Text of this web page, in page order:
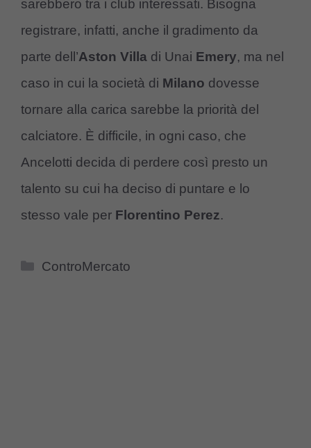
sarebbero tra i club interessati. Bisogna
registrare, infatti, anche il gradimento da
parte dell’Aston Villa di Unai Emery, ma nel
caso in cui la società di Milano dovesse
tornare alla carica sarebbe la priorità del
calciatore. È difficile, in ogni caso, che
Ancelotti decida di perdere così presto un
talento su cui ha deciso di puntare e lo
stesso vale per Florentino Perez.
Categorie
ControMercato